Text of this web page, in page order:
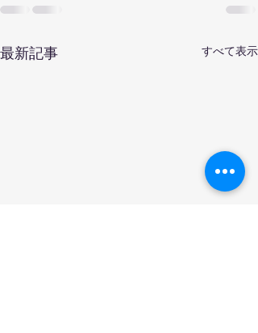
最新記事 すべて表示